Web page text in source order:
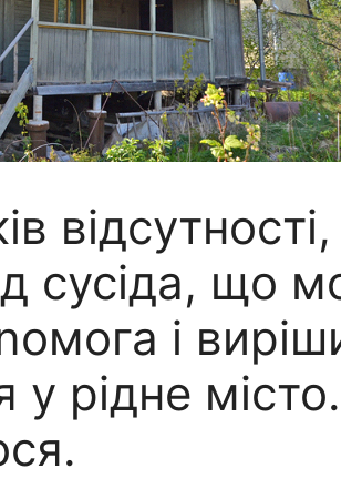
сусіда, що
і
у рідне